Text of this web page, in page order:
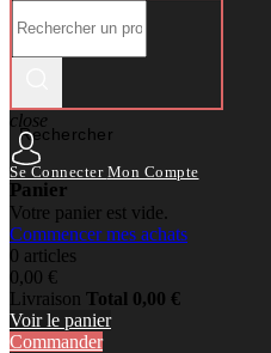
Rechercher
close
Se Connecter Mon Compte
Panier
Votre panier est vide.
Commencer mes achats
0 articles
0,00 €
Livraison Total 0,00 €
Voir le panier
Commander